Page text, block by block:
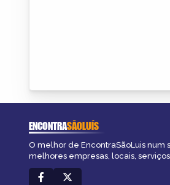
ENCONTRASÃOLUÍS
O melhor de EncontraSãoLuis num
melhores empresas, locais,